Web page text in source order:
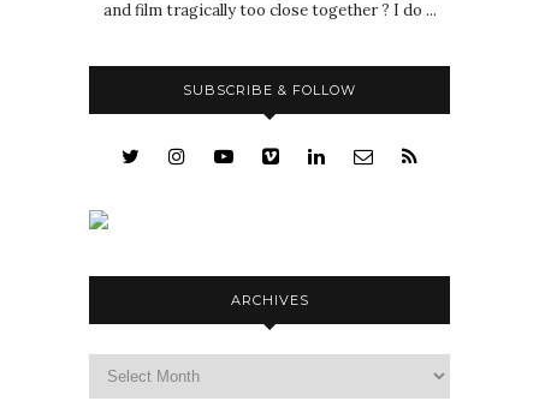
and film tragically too close together ? I do ...
SUBSCRIBE & FOLLOW
ARCHIVES